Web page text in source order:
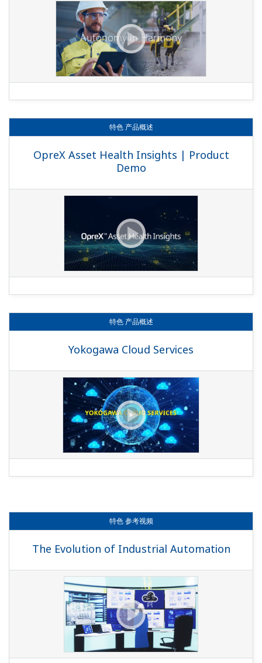
特色 产品概述
OpreX Asset Health Insights | Product
Demo
特色 产品概述
Yokogawa Cloud Services
特色 参考视频
The Evolution of Industrial Automation